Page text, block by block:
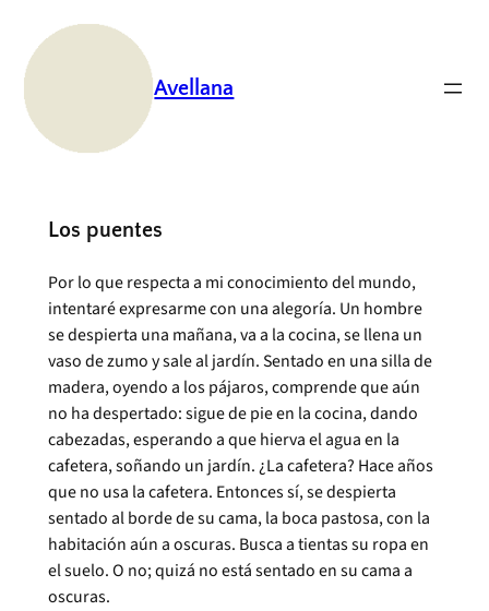
contenido
Avellana
Los puentes
Por lo que respecta a mi conocimiento del mundo,
intentaré expresarme con una alegoría. Un hombre
se despierta una mañana, va a la cocina, se llena un
vaso de zumo y sale al jardín. Sentado en una silla de
madera, oyendo a los pájaros, comprende que aún
no ha despertado: sigue de pie en la cocina, dando
cabezadas, esperando a que hierva el agua en la
cafetera, soñando un jardín. ¿La cafetera? Hace años
que no usa la cafetera. Entonces sí, se despierta
sentado al borde de su cama, la boca pastosa, con la
habitación aún a oscuras. Busca a tientas su ropa en
el suelo. O no; quizá no está sentado en su cama a
oscuras.